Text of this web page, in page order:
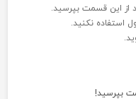
از این قسمت بپرسید.
استفاده نکنید.
بپرسید!